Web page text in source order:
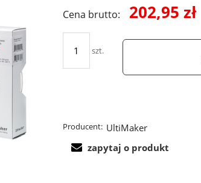
Cena brutto: 202,95 zł
szt.
Producent: UltiMaker
zapytaj o produkt